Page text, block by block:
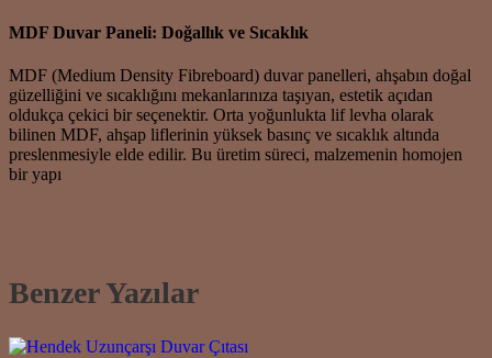
MDF Duvar Paneli: Doğallık ve Sıcaklık
MDF (Medium Density Fibreboard) duvar panelleri, ahşabın doğal
güzelliğini ve sıcaklığını mekanlarınıza taşıyan, estetik açıdan
oldukça çekici bir seçenektir. Orta yoğunlukta lif levha olarak
bilinen MDF, ahşap liflerinin yüksek basınç ve sıcaklık altında
preslenmesiyle elde edilir. Bu üretim süreci, malzemenin homojen
bir yapı
Benzer Yazılar